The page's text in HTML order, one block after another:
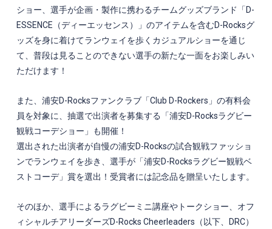
ショー、選手が企画・製作に携わるチームグッズブランド「 D-
ESSENCE （ディーエッセンス）」のアイテムを含むD-Rocksグ
ッズを身に着けてランウェイを歩くカジュアルショーを通じ
て、普段は見ることのできない選手の新たな一面をお楽しみい
ただけます！
また、浦安D-Rocksファンクラブ「Club D-Rockers 」の有料会
員を対象に、抽選で出演者を募集する「浦安D-Rocksラグビー
観戦コーデショー」も開催！
選出された出演者が自慢の浦安D-Rocksの試合観戦ファッショ
ンでランウェイを歩き、選手が「浦安D-Rocksラグビー観戦ベ
ストコーデ」賞を選出！受賞者には記念品を贈呈いたします。
そのほか、選手によるラグビーミニ講座やトークショー、オフ
ィシャルチアリーダーズD-Rocks Cheerleaders （以下、 DRC）